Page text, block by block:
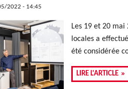
2022 - 14:45
Les 19 et 20
locales a
été considérée
LIRE L'ARTICLE »